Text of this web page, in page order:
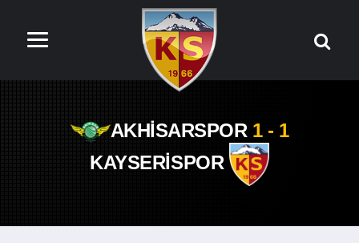
AKHİSARSPOR 1 - 1
KAYSERİSPOR